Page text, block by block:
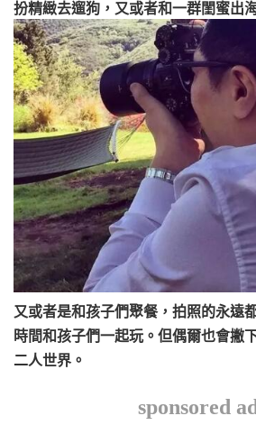
扮精緻去遛狗，又或者和一群閨蜜出
又或者是和孩子們聚餐，拍照的永遠
時間和孩子們一起玩。但偶爾也會撇
二人世界。
sponsored